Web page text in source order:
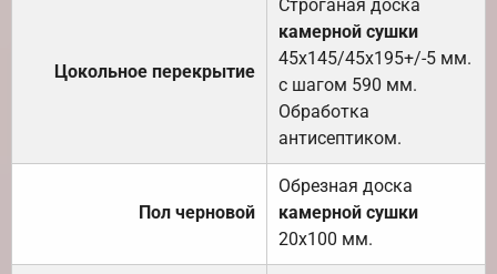
Цокольное перекрытие
Строганая доска
камерной сушки
45х145/45х195+/-5 мм.
с шагом 590 мм.
Обработка
антисептиком.
Пол черновой
Обрезная доска
камерной сушки
20х100 мм.